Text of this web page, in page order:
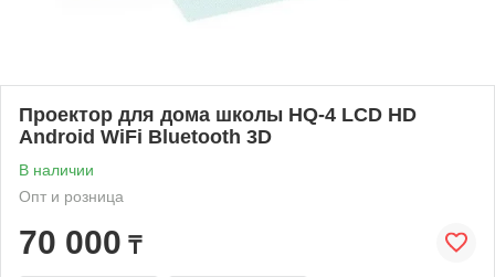
Проектор для дома школы HQ-4 LCD HD
Android WiFi Bluetooth 3D
В наличии
Опт и розница
70 000 ₸